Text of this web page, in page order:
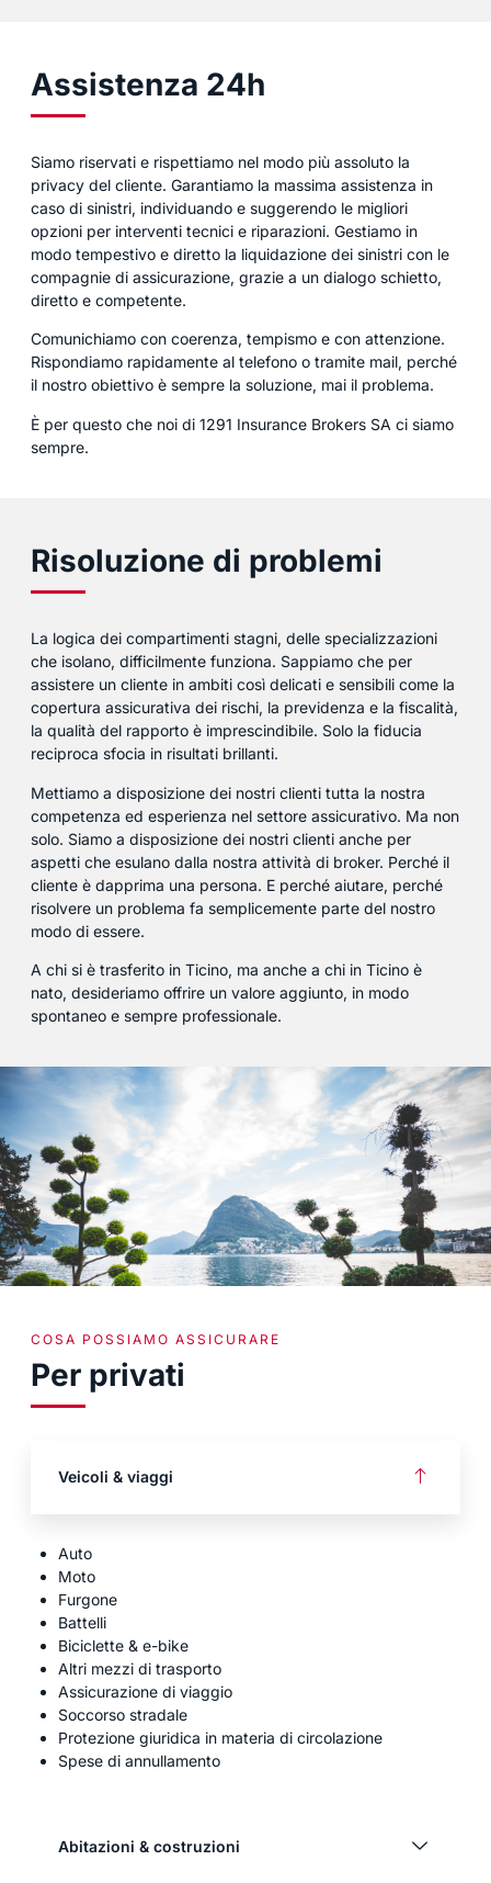
Assistenza 24h
Siamo riservati e rispettiamo nel modo più assoluto la
privacy del cliente. Garantiamo la massima assistenza in
caso di sinistri, individuando e suggerendo le migliori
opzioni per interventi tecnici e riparazioni. Gestiamo in
modo tempestivo e diretto la liquidazione dei sinistri con le
compagnie di assicurazione, grazie a un dialogo schietto,
diretto e competente.
Comunichiamo con coerenza, tempismo e con attenzione.
Rispondiamo rapidamente al telefono o tramite mail, perché
il nostro obiettivo è sempre la soluzione, mai il problema.
È per questo che noi di 1291 Insurance Brokers SA ci siamo
sempre.
Risoluzione di problemi
La logica dei compartimenti stagni, delle specializzazioni
che isolano, difficilmente funziona. Sappiamo che per
assistere un cliente in ambiti così delicati e sensibili come la
copertura assicurativa dei rischi, la previdenza e la fiscalità,
la qualità del rapporto è imprescindibile. Solo la fiducia
reciproca sfocia in risultati brillanti.
Mettiamo a disposizione dei nostri clienti tutta la nostra
competenza ed esperienza nel settore assicurativo. Ma non
solo. Siamo a disposizione dei nostri clienti anche per
aspetti che esulano dalla nostra attività di broker. Perché il
cliente è dapprima una persona. E perché aiutare, perché
risolvere un problema fa semplicemente parte del nostro
modo di essere.
A chi si è trasferito in Ticino, ma anche a chi in Ticino è
nato, desideriamo offrire un valore aggiunto, in modo
spontaneo e sempre professionale.
COSA POSSIAMO ASSICURARE
Per privati
Veicoli & viaggi
Auto
Moto
Furgone
Battelli
Biciclette & e-bike
Altri mezzi di trasporto
Assicurazione di viaggio
Soccorso stradale
Protezione giuridica in materia di circolazione
Spese di annullamento
Abitazioni & costruzioni